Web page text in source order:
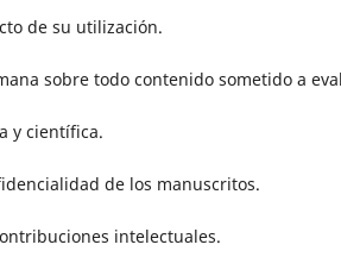
de su utilización.
sobre todo contenido sometido a
y científica.
de los manuscritos.
intelectuales.